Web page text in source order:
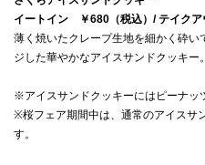
イートイン　￥680（税込）/ テイクア
薄く焼いたクレープ生地を細かく砕
※アイスサンドクッキーにはピーナッ
※桜フェア期間中は、通常のアイスサ
す。